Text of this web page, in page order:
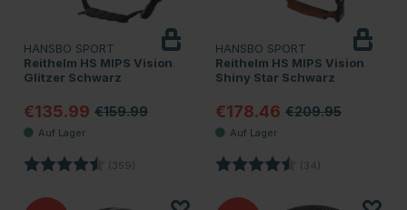
HANSBO SPORT
Reithelm HS MIPS Vision
Glitzer Schwarz
€135.99 €159.99
Bewertung: (359) 4.7 von 5 Sternen
HANSBO SPORT
Reithelm HS MIPS Vision
Shiny Star Schwarz
€178.46 €209.95
Bewertung: (34)